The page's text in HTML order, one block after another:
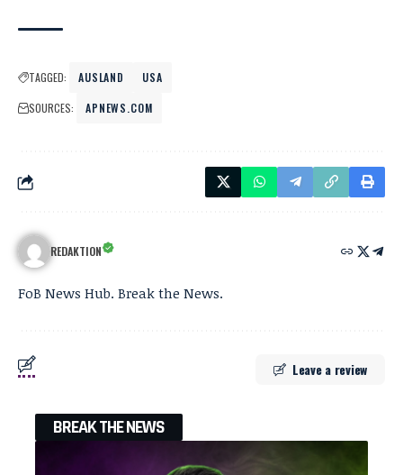
TAGGED: AUSLAND
USA
SOURCES:
APNEWS.COM
REDAKTION
FoB News Hub. Break the News.
Leave a review
BREAK THE NEWS